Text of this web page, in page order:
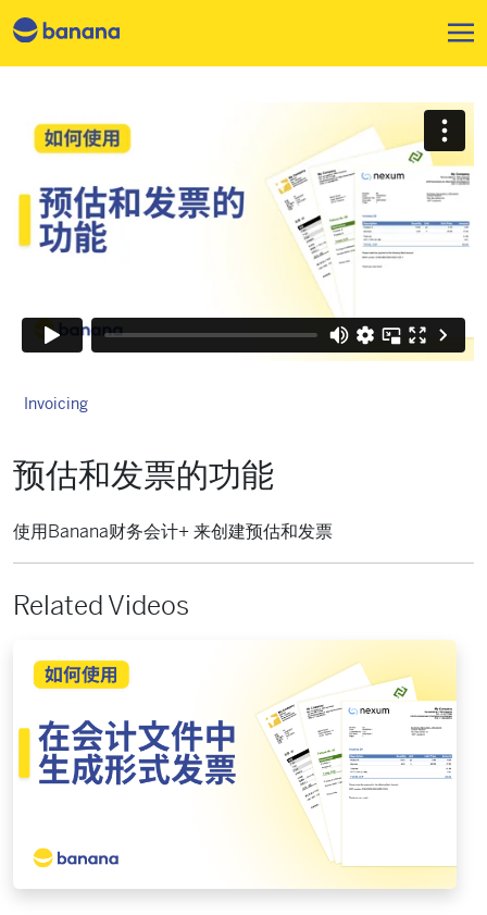
Invoicing
预估和发票的功能
使用Banana财务会计+ 来创建预估和发票
Related Videos